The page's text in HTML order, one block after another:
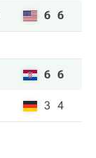
6 6
6 6
3 4